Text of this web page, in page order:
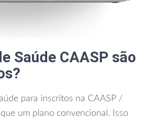
Saúde CAASP são
para inscritos na CAASP /
um plano convencional. Isso